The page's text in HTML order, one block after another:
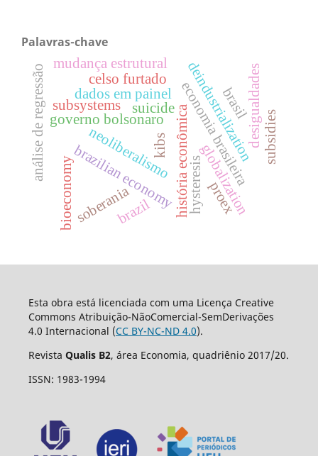
Palavras-chave
governo bolsonaro história econômica
economia brasileira
deindustrialization
globalization
brazilian economy
dados em painel
neoliberalismo
desigualdades
soberania
brasil
análise de regressão celso furtado
mudança estrutural
bioeconomy brazil
suicide
hysteresisproex
subsidies
subsystems
kibs
Esta obra está licenciada com uma Licença Creative
Commons Atribuição-NãoComercial-SemDerivações
4.0 Internacional (CC BY-NC-ND 4.0).
Revista Qualis B2, área Economia, quadriênio 2017/20.
ISSN: 1983-1994